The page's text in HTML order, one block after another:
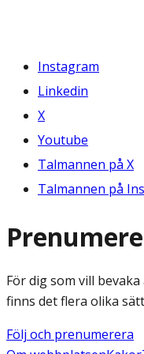
Instagram
Linkedin
X
Youtube
Talmannen på X
Talmannen på
För dig som vill
finns det flera olika
Följ och prenumerera